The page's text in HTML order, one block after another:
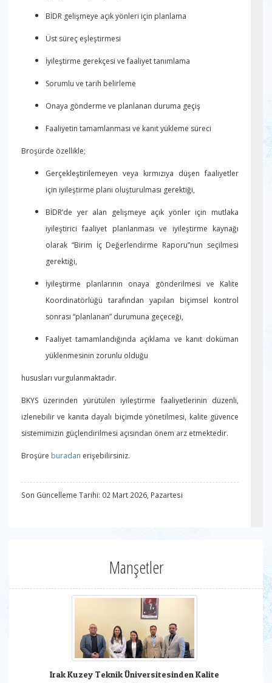
BİDR gelişmeye açık yönleri için planlama
Üst süreç eşleştirmesi
İyileştirme gerekçesi ve faaliyet tanımlama
Sorumlu ve tarih belirleme
Onaya gönderme ve planlanan duruma geçiş
Faaliyetin tamamlanması ve kanıt yükleme süreci
Broşürde özellikle;
Gerçekleştirilemeyen veya kırmızıya düşen faaliyetler
için iyileştirme planı oluşturulması gerektiği,
BİDR’de yer alan gelişmeye açık yönler için mutlaka
iyileştirici faaliyet planlanması ve iyileştirme kaynağı
olarak “Birim İç Değerlendirme Raporu”nun seçilmesi
gerektiği,
İyileştirme planlarının onaya gönderilmesi ve Kalite
Koordinatörlüğü tarafından yapılan biçimsel kontrol
sonrası “planlanan” durumuna geçeceği,
Faaliyet tamamlandığında açıklama ve kanıt doküman
yüklenmesinin zorunlu olduğu
hususları vurgulanmaktadır.
BKYS üzerinden yürütülen iyileştirme faaliyetlerinin düzenli,
izlenebilir ve kanıta dayalı biçimde yönetilmesi, kalite güvence
sistemimizin güçlendirilmesi açısından önem arz etmektedir.
Broşüre buradan erişebilirsiniz.
Son Güncelleme Tarihi: 02 Mart 2026, Pazartesi
Manşetler
Irak Kuzey Teknik Üniversitesinden Kalite